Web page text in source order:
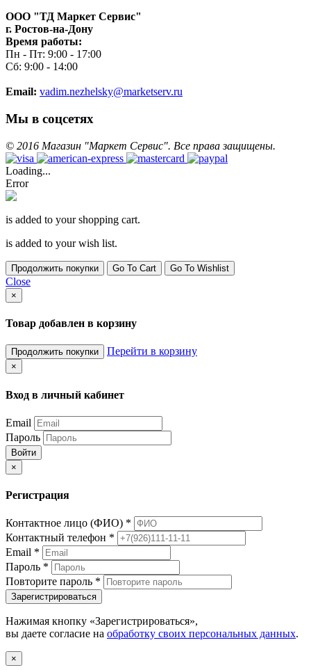
ООО "ТД Маркет Сервис"
г. Ростов-на-Дону
Время работы:
Пн - Пт: 9:00 - 17:00
Сб: 9:00 - 14:00
Email: vadim.nezhelsky@marketserv.ru
Мы в соцсетях
© 2016 Магазин "Маркет Сервис". Все права защищены.
Loading...
Error
is added to your shopping cart.
is added to your wish list.
Продолжить покупки Go To Cart Go To Wishlist
Close
×
Товар добавлен в корзину
Продолжить покупки Перейти в корзину
×
Вход в личный кабинет
Email
Пароль
Войти
×
Регистрация
Контактное лицо (ФИО) *
Контактный телефон *
Email *
Пароль *
Повторите пароль *
Зарегистрироваться
Нажимая кнопку «Зарегистрироваться»,
вы даете согласие на обработку своих персональных данных.
×